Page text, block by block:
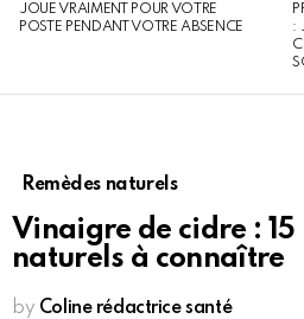
JOUE VRAIMENT POUR VOTRE
POSTE PENDANT VOTRE ABSENCE
:
Remèdes naturels
Vinaigre de cidre : 15
naturels à connaître
by Coline rédactrice santé